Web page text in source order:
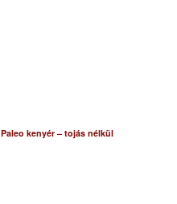
Paleo kenyér – tojás nélkül